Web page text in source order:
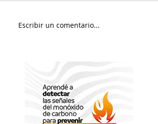
Escribir un comentario...